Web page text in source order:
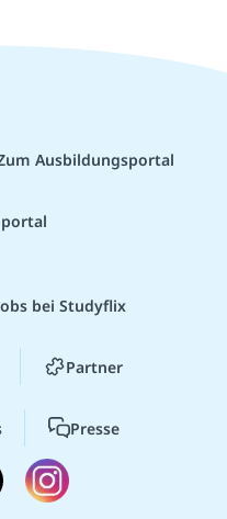
Ausbildungsportal
bei Studyflix
Partner
Presse